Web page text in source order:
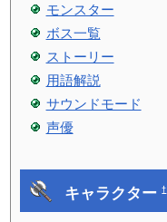
モンスター
ボス一覧
ストーリー
用語解説
サウンドモード
声優
キャラクター†